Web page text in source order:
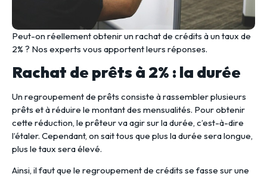
Peut-on réellement obtenir un rachat de crédits à un taux de
2% ? Nos experts vous apportent leurs réponses.
Rachat de prêts à 2% : la durée
Un regroupement de prêts consiste à rassembler plusieurs
prêts et à réduire le montant des mensualités. Pour obtenir
cette réduction, le prêteur va agir sur la durée, c’est-à-dire
l’étaler. Cependant, on sait tous que plus la durée sera longue,
plus le taux sera élevé.
Ainsi, il faut que le regroupement de crédits se fasse sur une